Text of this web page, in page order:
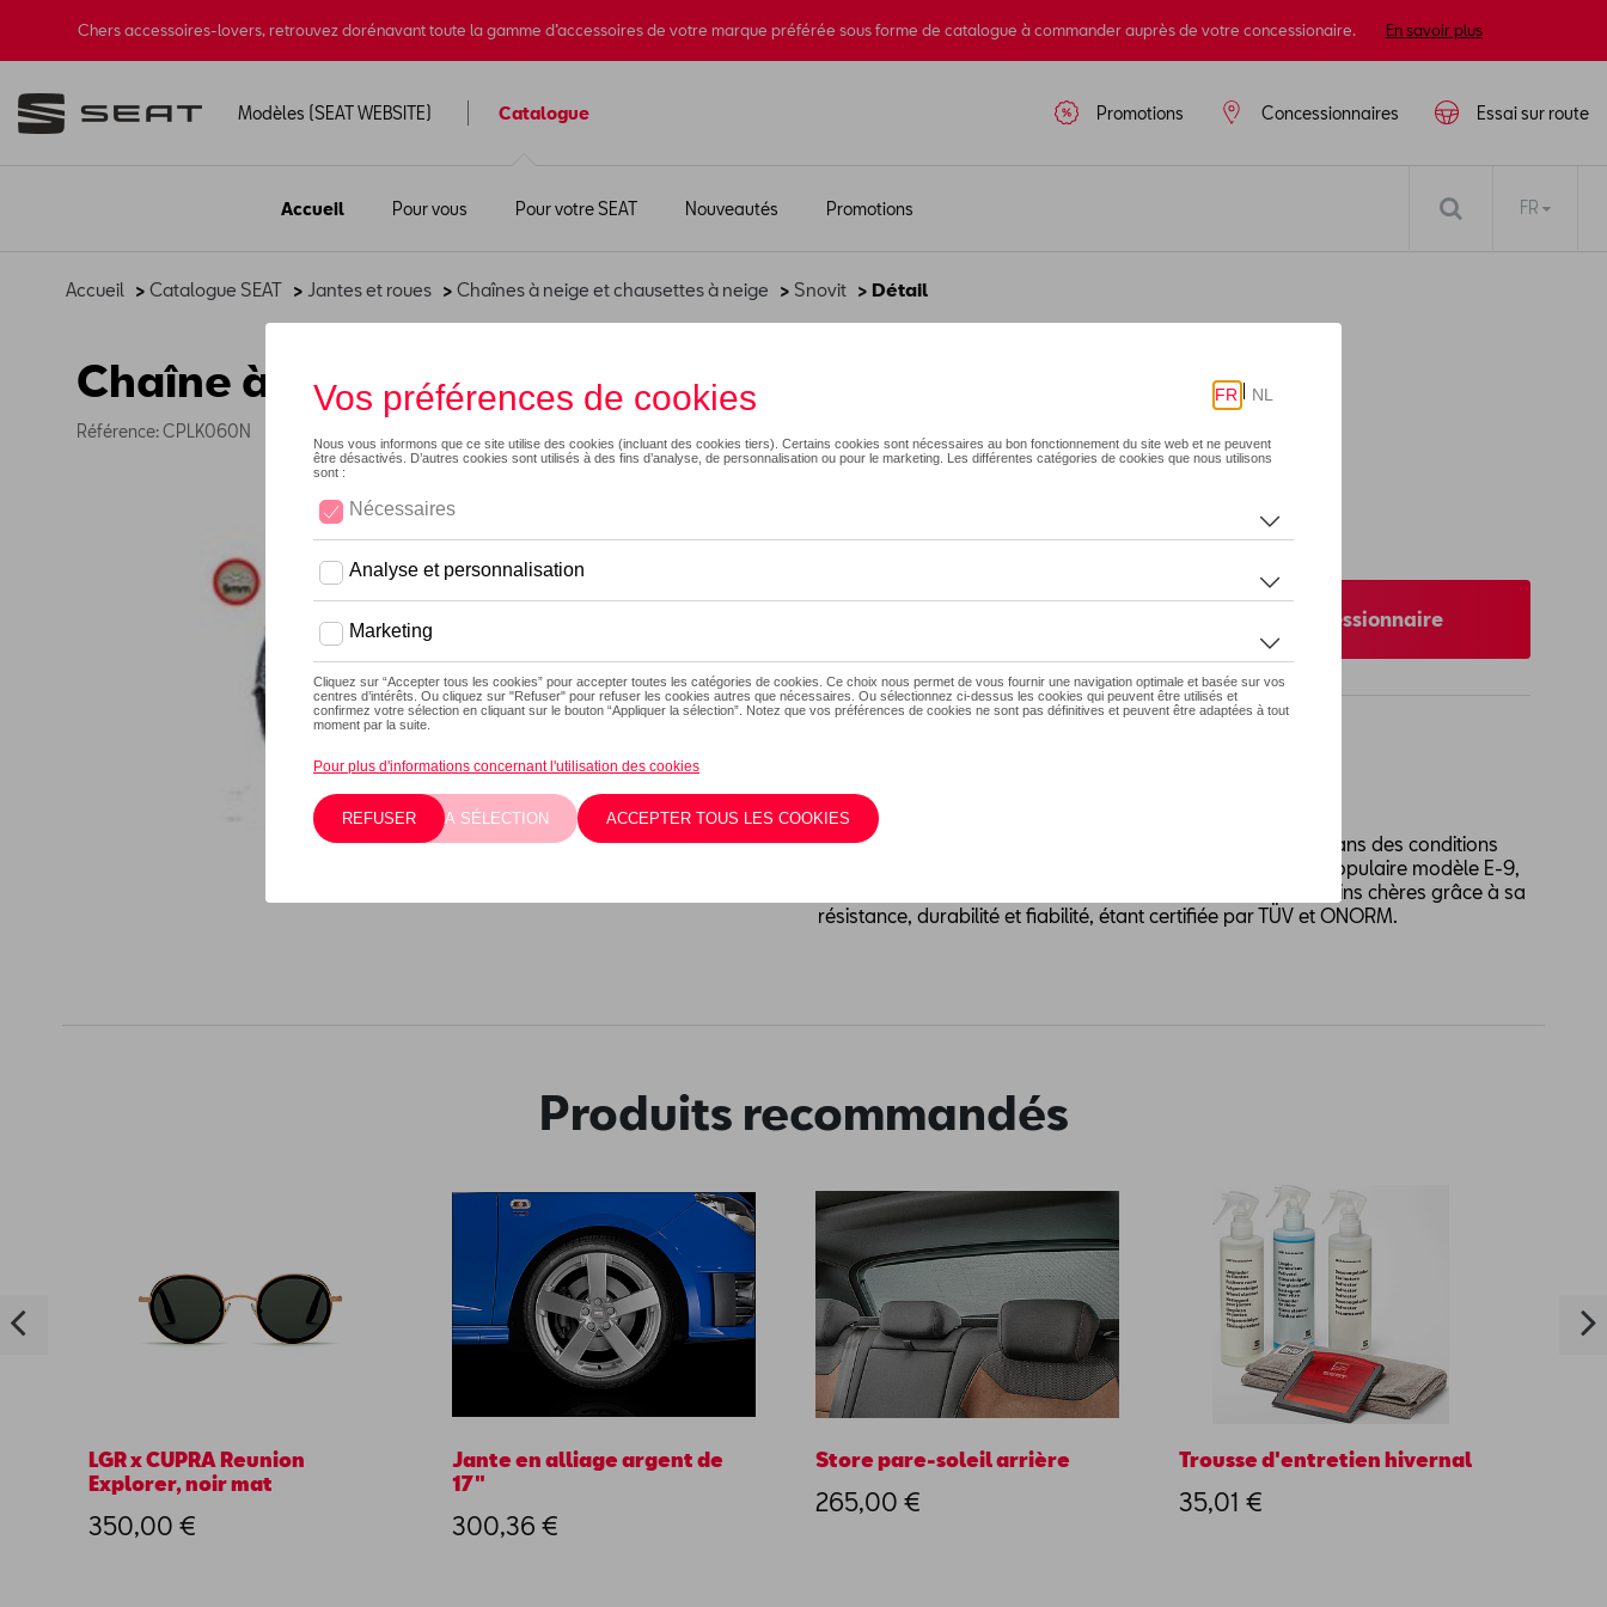
Chers accessoires-lovers, retrouvez dorénavant toute la gamme d’accessoires de votre marque préférée sous forme de catalogue à commander auprès de votre concessionaire. En savoir plus
Modèles (SEAT WEBSITE) Catalogue
Accueil Pour vous Pour votre SEAT Nouveautés Promotions
Essai sur route
Concessionnaires
Promotions
FR
Accueil > Catalogue SEAT > Jantes et roues > Chaînes à neige et chausettes à neige > Snovit > Détail
Chaîne à neige 9mm 60 NEO
Référence: CPLK060N
Vérifiez la disponibilité auprès de votre concessionnaire
Description
Chaîne économique qui garantit une adhérence optimale dans des conditions
météorologiques défavorables. Conçue à partir de notre populaire modèle E-9,
la NEO est le modèle de référence parmi les chaînes les moins chères grâce à sa
résistance, durabilité et fiabilité, étant certifiée par TÜV et ONORM.
Produits recommandés
LGR x CUPRA Reunion
Explorer, noir mat
350,00 €
Jante en alliage argent de
17"
300,36 €
Store pare-soleil arrière
265,00 €
Trousse d'entretien hivernal
35,01 €